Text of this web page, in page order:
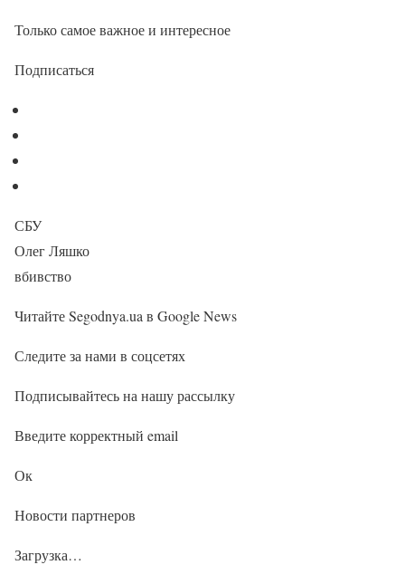
Только самое важное и интересное
Подписаться
СБУ
Олег Ляшко
вбивство
Читайте Segodnya.ua в Google News
Следите за нами в соцсетях
Подписывайтесь на нашу рассылку
Введите корректный email
Ок
Новости партнеров
Загрузка…